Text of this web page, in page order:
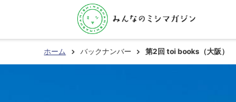
ホーム バックナンバー 第2回 toi books（大阪）